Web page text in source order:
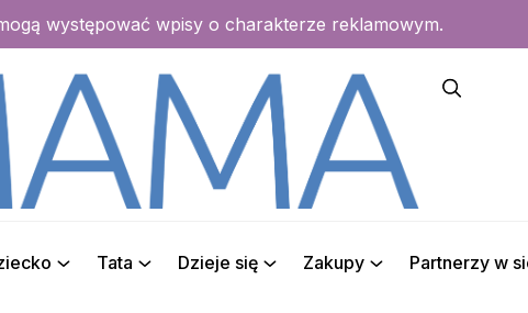
występować wpisy o charakterze reklamowym.
Tata Dzieje się Zakupy Partnerzy w